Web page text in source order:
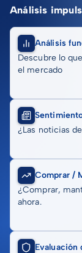
Análisis
Análisis
Descubre lo
el mercado
¿Las noticias
Comprar /
¿Comprar,
ahora.
Evaluación